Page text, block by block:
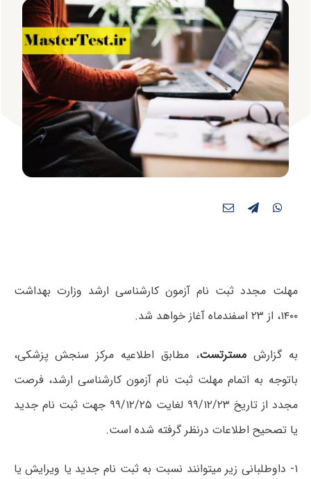
مهلت مجدد ثبت نام آزمون کارشناسی ارشد وزارت بهداشت
۱۴۰۰، از ۲۳ اسفندماه آغاز خواهد شد.
به گزارشمسترتست، مطابق اطلاعیه مرکز سنجش پزشکی،
باتوجه به اتمام مھلت ثبت نام آزمون کارشناسی ارشد، فرصت
مجدد از تاریخ ۹۹/۱۲/۲۳ لغایت ۹۹/۱۲/۲۵
جھت ثبت نام جدید
یا تصحیح اطلاعات درنظر گرفته شده است.
۱- داوطلبانی زیر میتوانند نسبت به ثبت نام جدید یا ویرایش یا